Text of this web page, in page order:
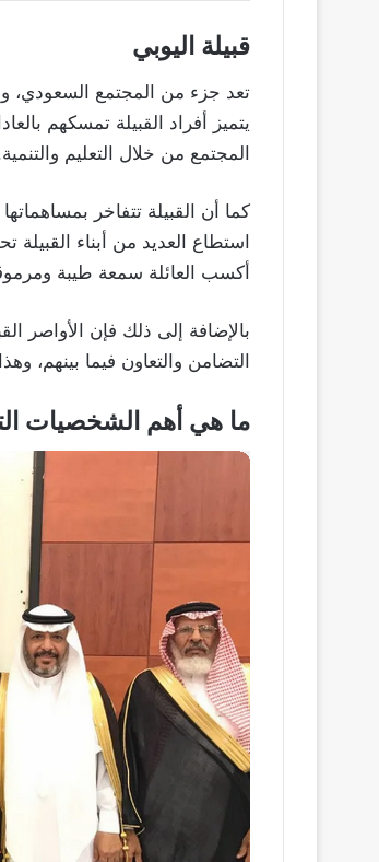
قبيلة اليوبي
تعد جزء من المجتمع السعودي،
يتميز أفراد القبيلة تمسكهم
المجتمع من خلال التعليم
كما أن القبيلة تتفاخر
استطاع العديد من أبناء القبيلة
أكسب العائلة سمعة طيبة
بالإضافة إلى ذلك فإن الأواصر
التضامن والتعاون فيما بينهم،
ما هي أهم الشخصيات